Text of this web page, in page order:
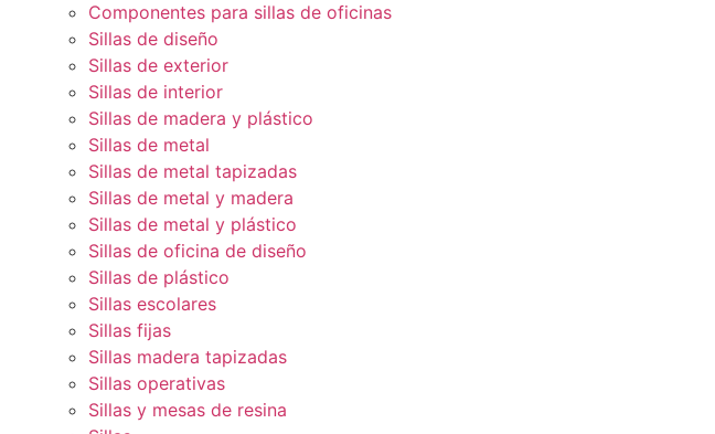
Componentes para sillas de oficinas
Sillas de diseño
Sillas de exterior
Sillas de interior
Sillas de madera y plástico
Sillas de metal
Sillas de metal tapizadas
Sillas de metal y madera
Sillas de metal y plástico
Sillas de oficina de diseño
Sillas de plástico
Sillas escolares
Sillas fijas
Sillas madera tapizadas
Sillas operativas
Sillas y mesas de resina